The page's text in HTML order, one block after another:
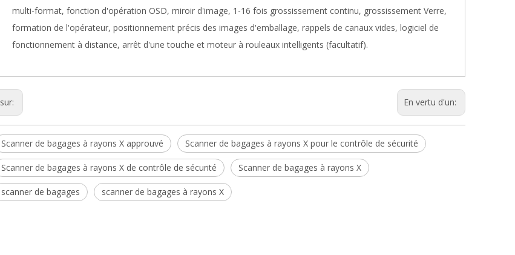
multi-format, fonction d'opération OSD, miroir d'image, 1-16 fois grossissement continu, grossissement Verre,
formation de l'opérateur, positionnement précis des images d'emballage, rappels de canaux vides, logiciel de
fonctionnement à distance, arrêt d'une touche et moteur à rouleaux intelligents (facultatif).
sur: En vertu d'un:
Scanner de bagages à rayons X approuvé Scanner de bagages à rayons X pour le contrôle de sécurité
Scanner de bagages à rayons X de contrôle de sécurité Scanner de bagages à rayons X
scanner de bagages scanner de bagages à rayons X